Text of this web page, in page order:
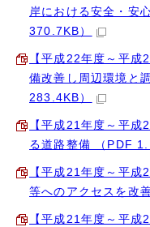
岸における安全・安
370.7KB）
【平成22年度～平
備改善し周辺環境と
283.4KB）
【平成21年度～平成
る道路整備 （PDF
【平成21年度～平
等へのアクセスを改
【平成21年度～平成